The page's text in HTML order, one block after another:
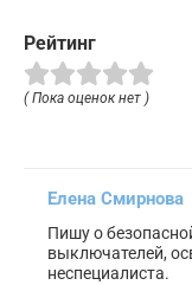
Рейтинг
( Пока оценок нет )
Елена Смирнова
Пишу о
выключателей,
неспециалиста.